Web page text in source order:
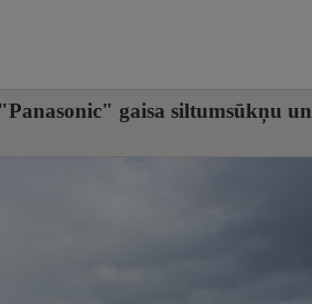
gaisa siltumsūkņu un